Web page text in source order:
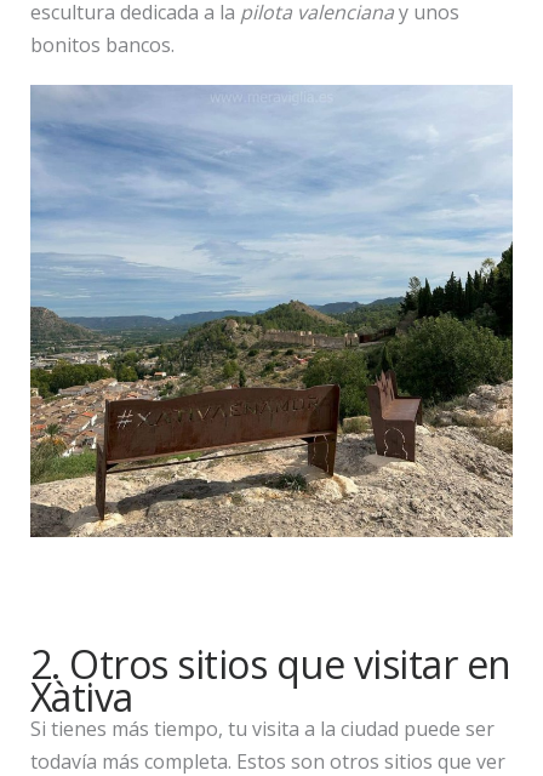
escultura dedicada a la pilota valencianay unos
bonitos bancos.
2. Otros sitios que visitar en
Xàtiva
Si tienes más tiempo, tu visita a la ciudad puede ser
todavía más completa. Estos son otros sitios que ver